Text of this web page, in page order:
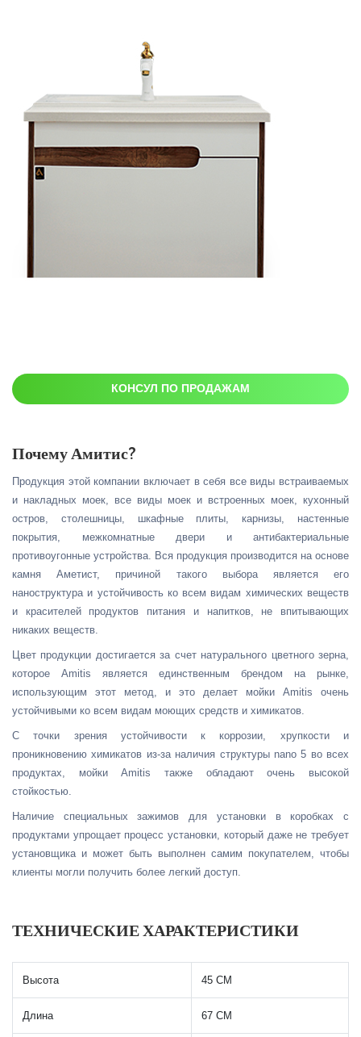
КОНСУЛ ПО ПРОДАЖАМ
Почему Амитис?
Продукция этой компании включает в себя все виды встраиваемых
и накладных моек, все виды моек и встроенных моек, кухонный
остров, столешницы, шкафные плиты, карнизы, настенные
покрытия, межкомнатные двери и антибактериальные
противоугонные устройства. Вся продукция производится на основе
камня Аметист, причиной такого выбора является его
наноструктура и устойчивость ко всем видам химических веществ
и красителей продуктов питания и напитков, не впитывающих
никаких веществ.
Цвет продукции достигается за счет натурального цветного зерна,
которое Amitis является единственным брендом на рынке,
использующим этот метод, и это делает мойки Amitis очень
устойчивыми ко всем видам моющих средств и химикатов.
С точки зрения устойчивости к коррозии, хрупкости и
проникновению химикатов из-за наличия структуры nano 5 во всех
продуктах, мойки Amitis также обладают очень высокой
стойкостью.
Наличие специальных зажимов для установки в коробках с
продуктами упрощает процесс установки, который даже не требует
установщика и может быть выполнен самим покупателем, чтобы
клиенты могли получить более легкий доступ.
ТЕХНИЧЕСКИЕ ХАРАКТЕРИСТИКИ
Высота 45 СМ
Длина 67 СМ